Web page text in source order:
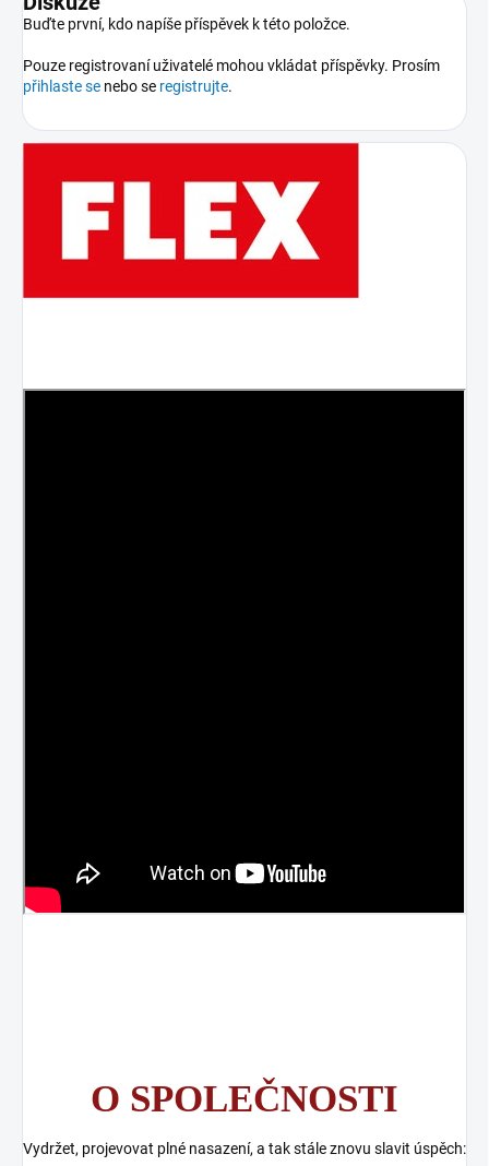
Buďte první, kdo napíše příspěvek k této položce.
Pouze registrovaní uživatelé mohou vkládat příspěvky. Prosím
přihlaste se nebo se registrujte.
O SPOLEČNOSTI
Vydržet, projevovat plné nasazení, a tak stále znovu slavit úspěch: